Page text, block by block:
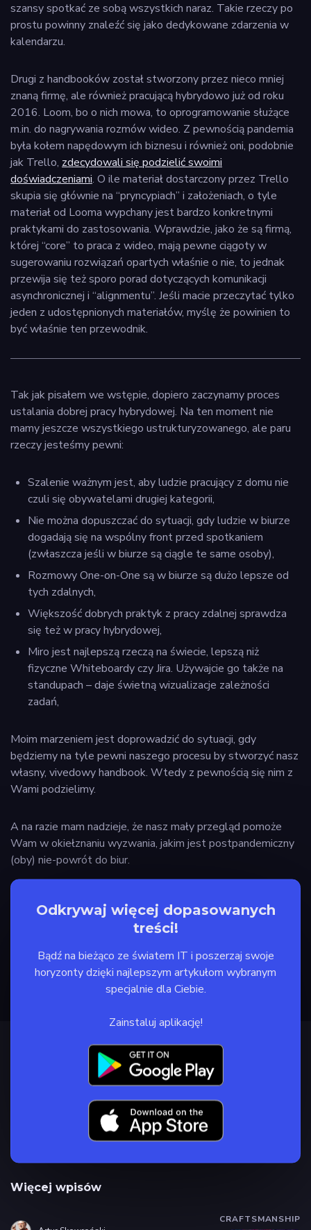
szansy spotkać ze sobą wszystkich naraz. Takie rzeczy po
prostu powinny znaleźć się jako dedykowane zdarzenia w
kalendarzu.
Drugi z handbooków został stworzony przez nieco mniej
znaną firmę, ale również pracującą hybrydowo już od roku
2016. Loom, bo o nich mowa, to oprogramowanie służące
m.in. do nagrywania rozmów wideo. Z pewnością pandemia
była kołem napędowym ich biznesu i również oni, podobnie
jak Trello, zdecydowali się podzielić swoimi
doświadczeniami. O ile materiał dostarczony przez Trello
skupia się głównie na “pryncypiach” i założeniach, o tyle
materiał od Looma wypchany jest bardzo konkretnymi
praktykami do zastosowania. Wprawdzie, jako że są firmą,
której “core” to praca z wideo, mają pewne ciągoty w
sugerowaniu rozwiązań opartych właśnie o nie, to jednak
przewija się też sporo porad dotyczących komunikacji
asynchronicznej i “alignmentu”. Jeśli macie przeczytać tylko
jeden z udostępnionych materiałów, myślę że powinien to
być właśnie ten przewodnik.
Tak jak pisałem we wstępie, dopiero zaczynamy proces
ustalania dobrej pracy hybrydowej. Na ten moment nie
mamy jeszcze wszystkiego ustrukturyzowanego, ale paru
rzeczy jesteśmy pewni:
Szalenie ważnym jest, aby ludzie pracujący z domu nie
czuli się obywatelami drugiej kategorii,
Nie można dopuszczać do sytuacji, gdy ludzie w biurze
dogadają się na wspólny front przed spotkaniem
(zwłaszcza jeśli w biurze są ciągle te same osoby),
Rozmowy One-on-One są w biurze są dużo lepsze od
tych zdalnych,
Większość dobrych praktyk z pracy zdalnej sprawdza
się też w pracy hybrydowej,
Miro jest najlepszą rzeczą na świecie, lepszą niż
fizyczne Whiteboardy czy Jira. Używajcie go także na
standupach – daje świetną wizualizacje zależności
zadań,
Moim marzeniem jest doprowadzić do sytuacji, gdy
będziemy na tyle pewni naszego procesu by stworzyć nasz
własny, vivedowy handbook. Wtedy z pewnością się nim z
Wami podzielimy.
A na razie mam nadzieje, że nasz mały przegląd pomoże
Wam w okiełznaniu wyzwania, jakim jest postpandemiczny
(oby) nie-powrót do biur.
Odkrywaj więcej dopasowanych
treści!
Bądź na bieżąco ze światem IT i poszerzaj swoje
horyzonty dzięki najlepszym artykułom wybranym
specjalnie dla Ciebie.
Zainstaluj aplikację!
Więcej wpisów
CRAFTSMANSHIP